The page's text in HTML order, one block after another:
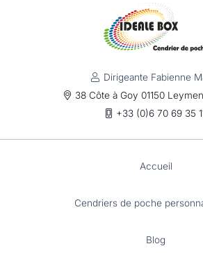
Dirigeante Fabienne
38 Côte à Goy 01150
+33 (0)6 70 69 35
Accueil
Cendriers de poche
Blog